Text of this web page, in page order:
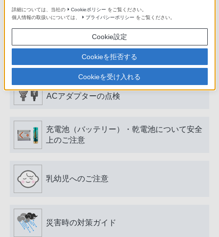
安全で上手な使いかた
愛情点検のおすすめ
電源プラグ・コード、USB端子・ケーブル、
ACアダプターの点検
充電池（バッテリー）・乾電池について安全
上のご注意
乳幼児へのご注意
災害時の対策ガイド
詳細については、当社の Cookieポリシー をご覧ください。
個人情報の取扱いについては、
プライバシーポリシー をご覧ください。
Cookie設定
Cookieを拒否する
Cookieを受け入れる